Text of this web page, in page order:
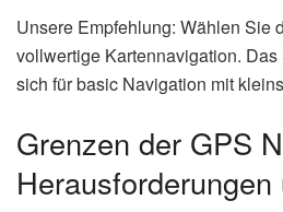
Unsere Empfehlung: Wählen Sie
vollwertige Kartennavigation.
sich für basic Navigation mit
Grenzen der GPS